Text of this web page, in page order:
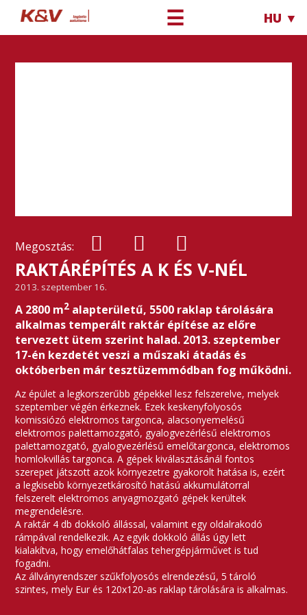
☰ HU ▼
Megosztás:
RAKTÁRÉPÍTÉS A K ÉS V-NÉL
2013. szeptember 16.
A 2800 m2 alapterületű, 5500 raklap tárolására
alkalmas temperált raktár építése az előre
tervezett ütem szerint halad. 2013. szeptember
17-én kezdetét veszi a műszaki átadás és
októberben már tesztüzemmódban fog működni.
Az épület a legkorszerűbb gépekkel lesz felszerelve, melyek
szeptember végén érkeznek. Ezek keskenyfolyosós
komissiózó elektromos targonca, alacsonyemelésű
elektromos palettamozgató, gyalogvezérlésű elektromos
palettamozgató, gyalogvezérlésű emelőtargonca, elektromos
homlokvillás targonca. A gépek kiválasztásánál fontos
szerepet játszott azok környezetre gyakorolt hatása is, ezért
a legkisebb környezetkárosító hatású akkumulátorral
felszerelt elektromos anyagmozgató gépek kerültek
megrendelésre.
A raktár 4 db dokkoló állással, valamint egy oldalrakodó
rámpával rendelkezik. Az egyik dokkoló állás úgy lett
kialakítva, hogy emelőhátfalas tehergépjárművet is tud
fogadni.
Az állványrendszer szűkfolyosós elrendezésű, 5 tároló
szintes, mely Eur és 120x120-as raklap tárolására is alkalmas.